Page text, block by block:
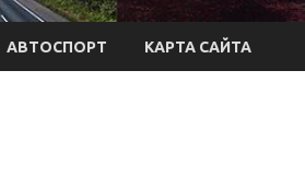
АВТОСПОРТ КАРТА САЙТА